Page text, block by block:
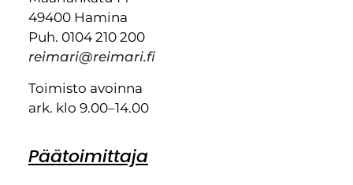
49400 Hamina
Puh. 0104 210 200
reimari@reimari.fi
Toimisto avoinna
ark. klo 9.00–14.00
Päätoimittaja